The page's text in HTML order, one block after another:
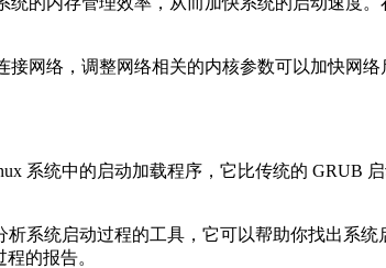
网络，调整网络相关的内核参数可以加快网络
系统中的启动加载程序，它比传统的
析系统启动过程的工具，它可以帮助你找出系
的报告。